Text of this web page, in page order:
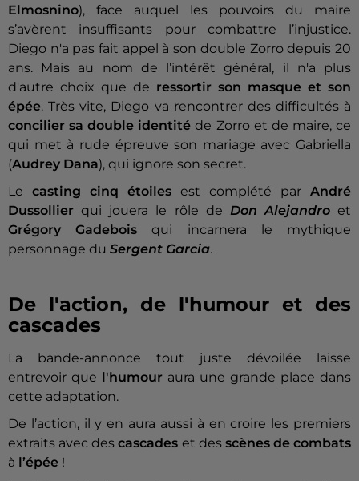
Elmosnino), face auquel les pouvoirs du maire
s’avèrent insuffisants pour combattre l’injustice.
Diego n'a pas fait appel à son double Zorro depuis 20
ans. Mais au nom de l’intérêt général, il n'a plus
d'autre choix que de ressortir son masque et son
épée. Très vite, Diego va rencontrer des difficultés à
concilier sa double identité de Zorro et de maire, ce
qui met à rude épreuve son mariage avec Gabriella
(Audrey Dana), qui ignore son secret.
Le casting cinq étoiles est complété par André
Dussollier qui jouera le rôle de Don Alejandro et
Grégory Gadebois qui incarnera le mythique
personnage du Sergent Garcia.
De l'action, de l'humour et des
cascades
La bande-annonce tout juste dévoilée laisse
entrevoir que
l'humour aura une grande place dans
cette adaptation.
De l’action, il y en aura aussi à en croire les premiers
extraits avec descascades et desscènes de combats
à l’épée !